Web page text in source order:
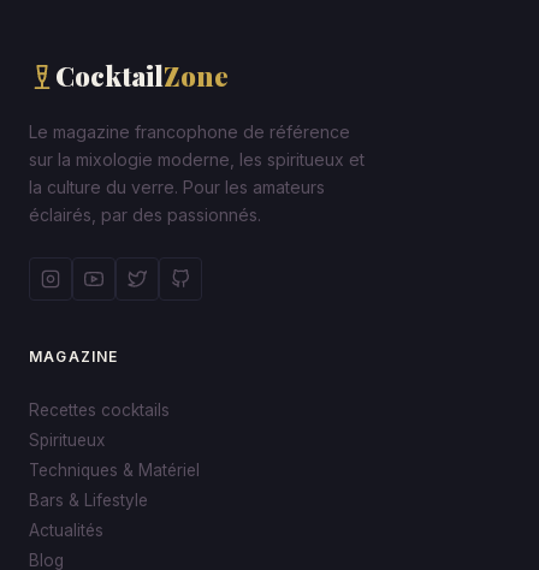
CocktailZone
Le magazine francophone de référence
sur la mixologie moderne, les spiritueux et
la culture du verre. Pour les amateurs
éclairés, par des passionnés.
MAGAZINE
Recettes cocktails
Spiritueux
Techniques & Matériel
Bars & Lifestyle
Actualités
Blog